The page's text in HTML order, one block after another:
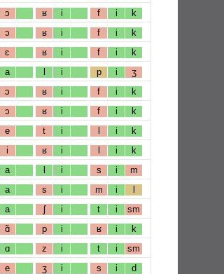
ɔ ʁ i f i k
ɔ ʁ i f i k
ɛ ʁ i f i k
a l i p i ʒ
ɔ ʁ i f i k
ɔ ʁ i f i k
e t i l i k
i ʁ i l i k
a l i s i m
a s i m i l
a ʃ i t i sm
ɑ̃ p i ʁ i k
ɑ z i t i sm
e ʒ i s i d